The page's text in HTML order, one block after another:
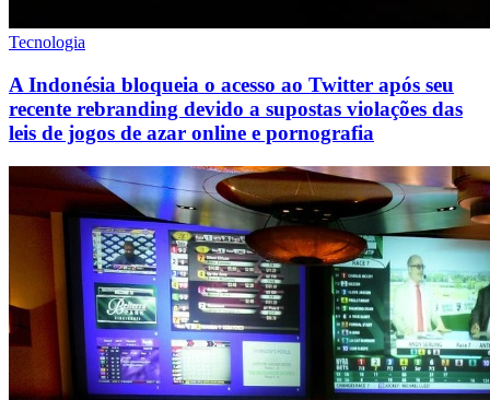
Tecnologia
A Indonésia bloqueia o acesso ao Twitter após seu
recente rebranding devido a supostas violações das
leis de jogos de azar online e pornografia